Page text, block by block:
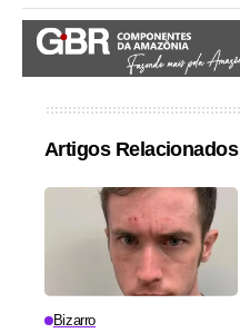
Artigos Relacionados
Bizarro